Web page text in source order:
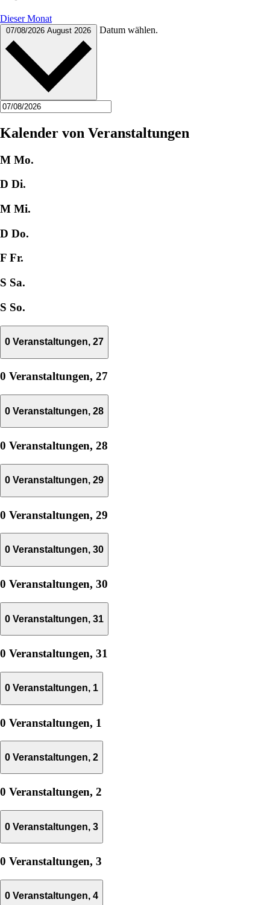
Dieser Monat
07/08/2026 August 2026 Datum wählen.
Kalender von Veranstaltungen
M Mo.
D Di.
M Mi.
D Do.
F Fr.
S Sa.
S So.
0 Veranstaltungen, 27
0 Veranstaltungen, 27
0 Veranstaltungen, 28
0 Veranstaltungen, 28
0 Veranstaltungen, 29
0 Veranstaltungen, 29
0 Veranstaltungen, 30
0 Veranstaltungen, 30
0 Veranstaltungen, 31
0 Veranstaltungen, 31
0 Veranstaltungen, 1
0 Veranstaltungen, 1
0 Veranstaltungen, 2
0 Veranstaltungen, 2
0 Veranstaltungen, 3
0 Veranstaltungen, 3
0 Veranstaltungen, 4